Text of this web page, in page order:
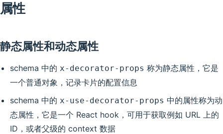
属性
静态属性和动态属性
schema 中的 x-decorator-props 称为静态属性，它是
一个普通对象，记录卡片的配置信息
schema 中的 x-use-decorator-props 中的属性称为动
态属性，它是一个 React hook，可用于获取例如 URL 上的
ID，或者父级的 context 数据